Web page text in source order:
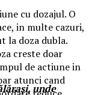
unde
cu dozajul. O
in multe cazuri,
la doza dubla.
creste doar
de actiune in
atunci cand